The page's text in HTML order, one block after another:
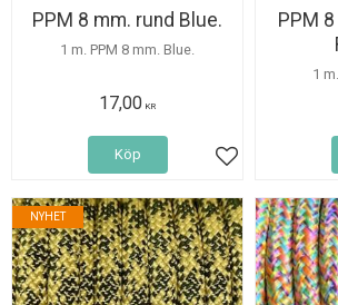
PPM 8 mm. rund Blue.
1 m. PPM 8 mm. Blue.
17,00 KR
Lägg till i
Köp
PPM
1
NYHET